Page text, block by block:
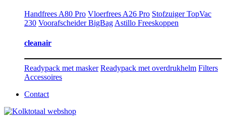
Handfrees A80 Pro Vloerfrees A26 Pro Stofzuiger TopVac
230 Voorafscheider BigBag Astillo Freeskoppen
cleanair
Readypack met masker Readypack met overdrukhelm Filters
Accessoires
Contact